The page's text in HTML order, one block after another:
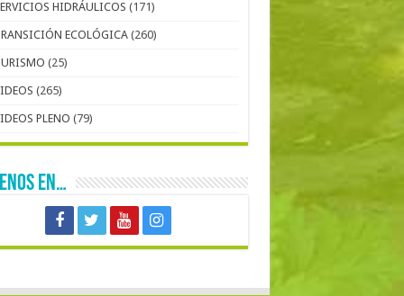
HIDRÁULICOS (171)
ECOLÓGICA (260)
(25)
(265)
PLENO (79)
EN…